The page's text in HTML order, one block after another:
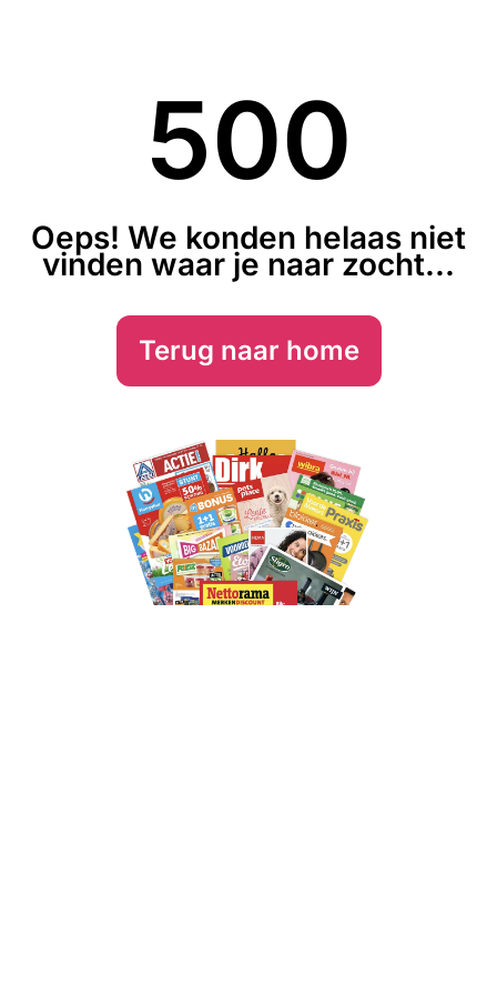
500
Oeps! We konden helaas niet
vinden waar je naar zocht...
Terug naar home